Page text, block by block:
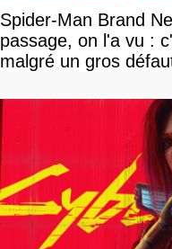
Spider-Man Brand
passage, on l'a vu :
malgré un gros